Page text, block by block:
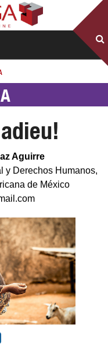
Aguirre
y Derechos Humanos,
de México